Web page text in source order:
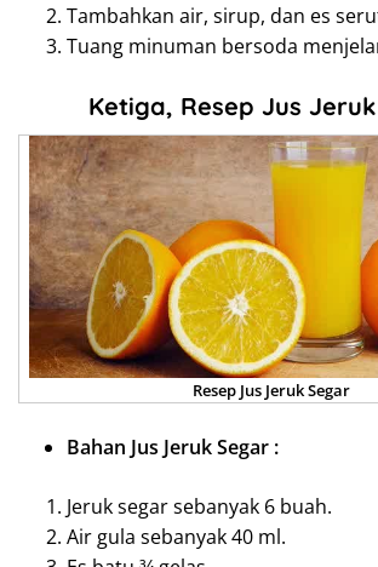
Tambahkan air, sirup, dan es
Tuang minuman bersoda
Ketiga, Resep Jus
Resep Jus Jeruk Segar
Bahan Jus Jeruk Segar :
Jeruk segar sebanyak 6 buah.
Air gula sebanyak 40 ml.